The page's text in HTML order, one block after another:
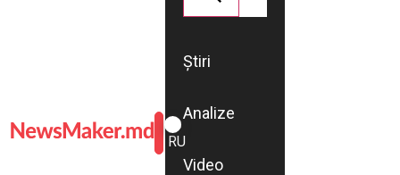
ROMÂNĂ
RU
Știri
Analize
Video